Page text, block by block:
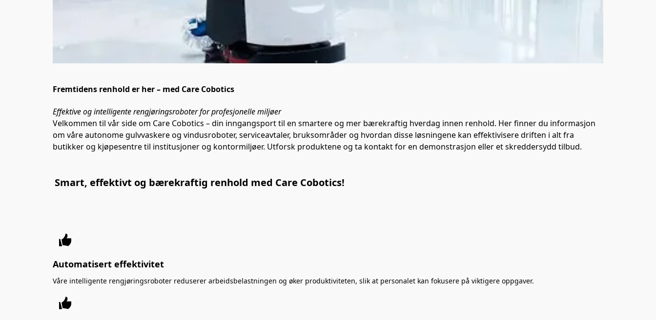
Fremtidens renhold er her – med Care Cobotics
Effektive og intelligente rengjøringsroboter for profesjonelle miljøer
Velkommen til vår side om Care Cobotics – din inngangsport til en smartere og mer bærekraftig hverdag innen renhold. Her finner du informasjon
om våre autonome gulvvaskere og vindusroboter, serviceavtaler, bruksområder og hvordan disse løsningene kan effektivisere driften i alt fra
butikker og kjøpesentre til institusjoner og kontormiljøer. Utforsk produktene og ta kontakt for en demonstrasjon eller et skreddersydd tilbud.
Smart, effektivt og bærekraftig renhold med Care Cobotics!
Automatisert effektivitet
Våre intelligente rengjøringsroboter reduserer arbeidsbelastningen og øker produktiviteten, slik at personalet kan fokusere på viktigere oppgaver.